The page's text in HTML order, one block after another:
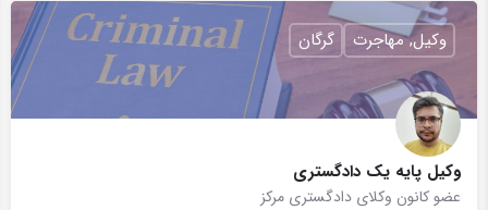
وکیل پایه یک دادگستری
عضو کانون وکلای دادگستری مرکز
وکیل, مهاجرت گرگان